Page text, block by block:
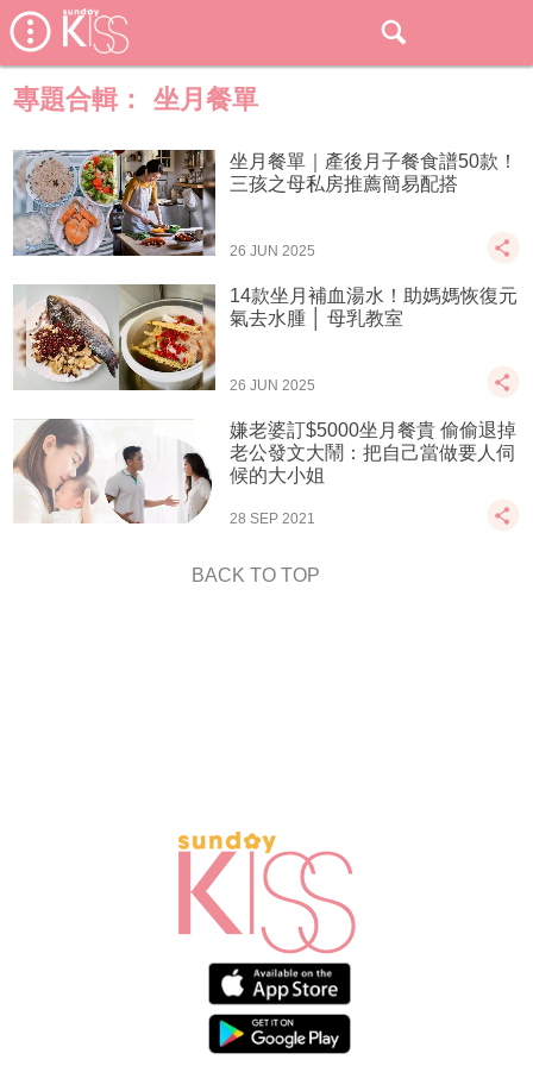
專題合輯： 坐月餐單
坐月餐單｜產後月子餐食譜50款！
三孩之母私房推薦簡易配搭
26 JUN 2025
14款坐月補血湯水！助媽媽恢復元
氣去水腫 │ 母乳教室
26 JUN 2025
嫌老婆訂$5000坐月餐貴 偷偷退掉
老公發文大鬧：把自己當做要人伺
候的大小姐
28 SEP 2021
BACK TO TOP